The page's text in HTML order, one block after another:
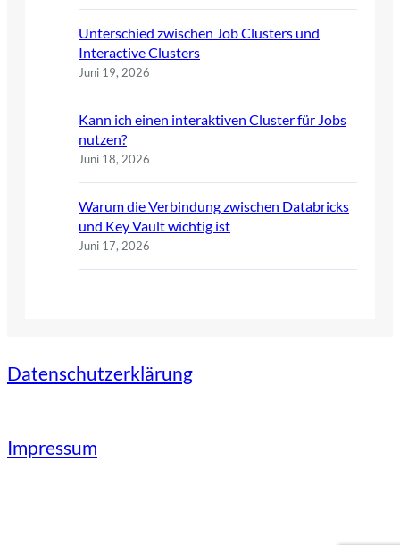
Unterschied zwischen Job Clusters und
Interactive Clusters
Juni 19, 2026
Kann ich einen interaktiven Cluster für Jobs
nutzen?
Juni 18, 2026
Warum die Verbindung zwischen Databricks
und Key Vault wichtig ist
Juni 17, 2026
Datenschutzerklärung
Impressum